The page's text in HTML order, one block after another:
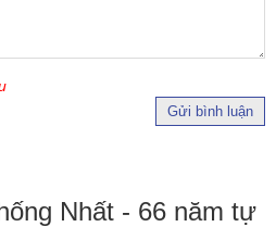
Gửi bình luận
Nhất - 66 năm tự